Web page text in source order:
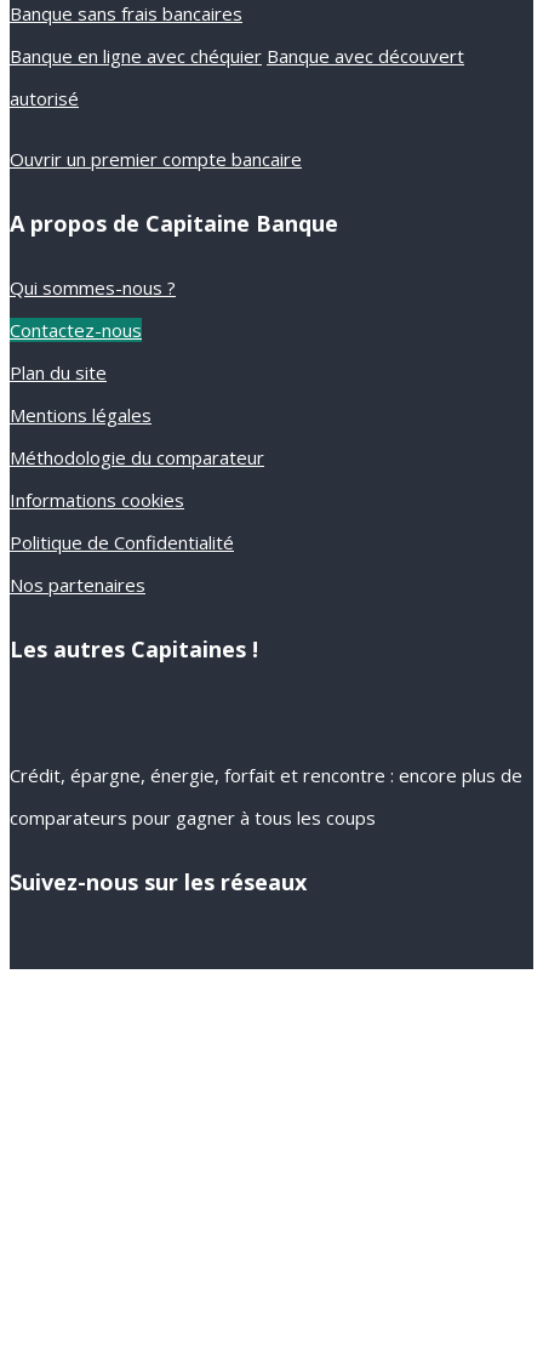
Banque sans frais bancaires
Banque en ligne avec chéquier Banque avec découvert
autorisé
Ouvrir un premier compte bancaire
A propos de Capitaine Banque
Qui sommes-nous ?
Contactez-nous
Plan du site
Mentions légales
Méthodologie du comparateur
Informations cookies
Politique de Confidentialité
Nos partenaires
Les autres Capitaines !
Crédit, épargne, énergie, forfait et rencontre : encore plus de
comparateurs pour gagner à tous les coups
Suivez-nous sur les réseaux